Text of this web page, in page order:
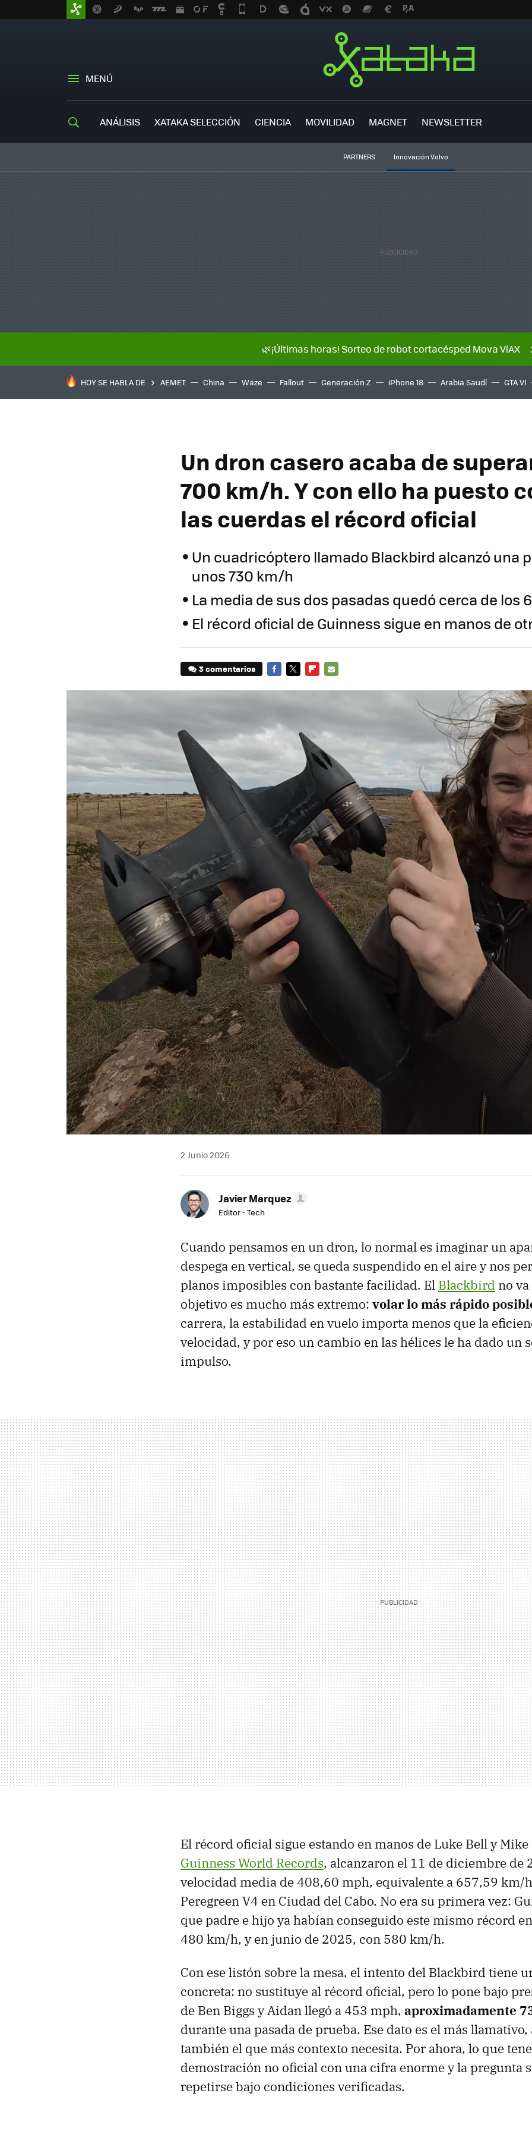
MENÚ
ANÁLISIS XATAKA SELECCIÓN CIENCIA MOVILIDAD MAGNET NEWSLETTER
PARTNERS Innovación Volvo
🌿¡Últimas horas! Sorteo de robot cortacésped Mova ViAX
HOY SE HABLA DE AEMET China Waze Fallout Generación Z iPhone 18 Arabia Saudí GTA VI
Un dron casero acaba de
700 km/h. Y con ello ha puesto
las cuerdas el récord oficial
Un cuadricóptero llamado Blackbird alcanzó una
unos 730 km/h
La media de sus dos pasadas quedó cerca de los
El récord oficial de Guinness sigue en manos de
3 comentarios
2 Junio 2026
Javier Marquez
Editor - Tech
Cuando pensamos en un dron, lo normal es imaginar un
despega en vertical, se queda suspendido en el aire y nos
planos imposibles con bastante facilidad. El Blackbird no va
objetivo es mucho más extremo: volar lo más rápido
carrera, la estabilidad en vuelo importa menos que la
velocidad, y por eso un cambio en las hélices le ha dado un
impulso.
El récord oficial sigue estando en manos de Luke Bell y Mike
Guinness World Records, alcanzaron el 11 de diciembre de
velocidad media de 408,60 mph, equivalente a 657,59 km/
Peregreen V4 en Ciudad del Cabo. No era su primera vez:
que padre e hijo ya habían conseguido este mismo récord
480 km/h, y en junio de 2025, con 580 km/h.
Con ese listón sobre la mesa, el intento del Blackbird tiene
concreta: no sustituye al récord oficial, pero lo pone bajo
de Ben Biggs y Aidan llegó a 453 mph, aproximadamente
durante una pasada de prueba. Ese dato es el más
también el que más contexto necesita. Por ahora, lo que
demostración no oficial con una cifra enorme y la pregunta
repetirse bajo condiciones verificadas.